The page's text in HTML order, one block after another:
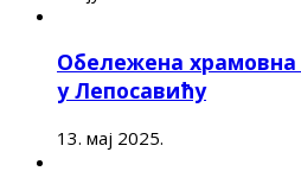
Обележена
у Лепосавићу
13. мај 2025.